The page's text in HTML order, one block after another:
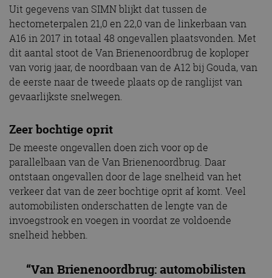
Uit gegevens van SIMN blijkt dat tussen de
hectometerpalen 21,0 en 22,0 van de linkerbaan van
A16 in 2017 in totaal 48 ongevallen plaatsvonden. Met
dit aantal stoot de Van Brienenoordbrug de koploper
van vorig jaar, de noordbaan van de A12 bij Gouda, van
de eerste naar de tweede plaats op de ranglijst van
gevaarlijkste snelwegen.
Zeer bochtige oprit
De meeste ongevallen doen zich voor op de
parallelbaan van de Van Brienenoordbrug. Daar
ontstaan ongevallen door de lage snelheid van het
verkeer dat van de zeer bochtige oprit af komt. Veel
automobilisten onderschatten de lengte van de
invoegstrook en voegen in voordat ze voldoende
snelheid hebben.
“Van Brienenoordbrug: automobilisten